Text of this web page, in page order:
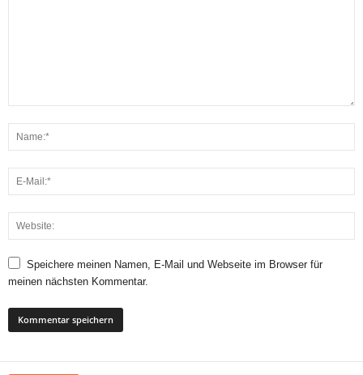
Speichere meinen Namen, E-Mail und Webseite im Browser für
meinen nächsten Kommentar.